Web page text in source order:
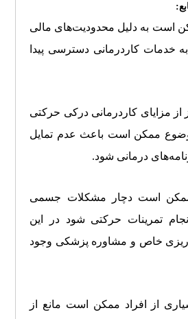
است به دلیل محدودیت‌های مالی
به خدمات کاردرمانی دسترسی پیدا
از مزایای کاردرمانی درکی حرکتی
موضوع ممکن است باعث عدم تمایل
درمانی شود.
ممکن است دچار مشکلات جسمی
تمرینات حرکتی شود در این
خاص و مشاوره پزشکی وجود
از افراد ممکن است مانع از